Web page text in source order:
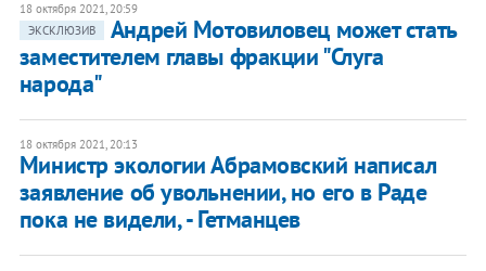
18 октября 2021, 20:59
ЭКСКЛЮЗИВ
Андрей Мотовиловец может стать
заместителем главы фракции "Слуга
народа"
18 октября 2021, 20:13
Министр экологии Абрамовский написал
заявление об увольнении, но его в Раде
пока не видели, - Гетманцев